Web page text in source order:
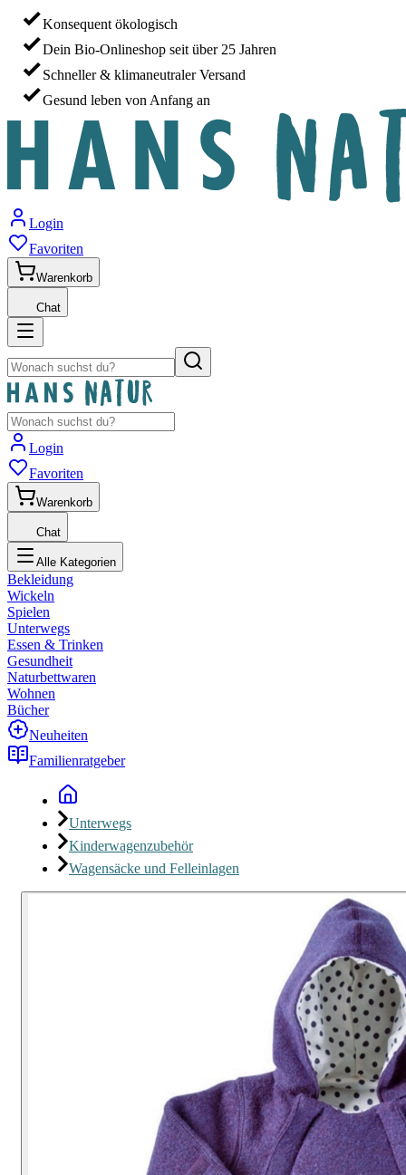
Konsequent ökologisch
Dein Bio-Onlineshop seit über 25 Jahren
Schneller & klimaneutraler Versand
Gesund leben von Anfang an
Login
Favoriten
Warenkorb
Chat
Login
Favoriten
Warenkorb
Chat
Alle Kategorien
Bekleidung
Wickeln
Spielen
Unterwegs
Essen & Trinken
Gesundheit
Naturbettwaren
Wohnen
Bücher
Neuheiten
Familienratgeber
Unterwegs
Kinderwagenzubehör
Wagensäcke und Felleinlagen